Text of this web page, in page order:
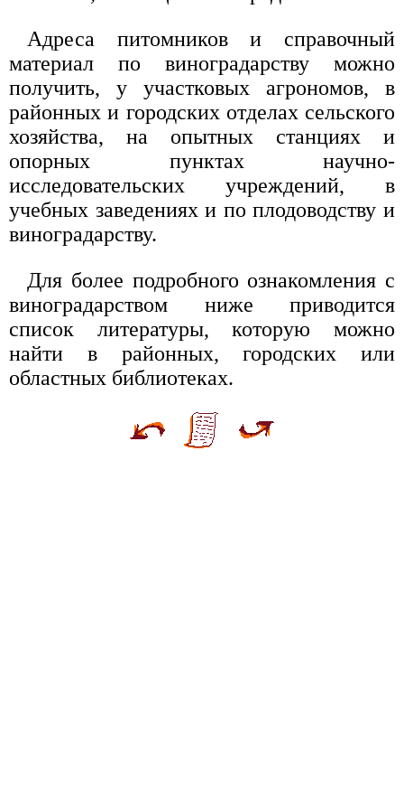
Адреса питомников и справочный
материал по виноградарству можно
получить, у участковых агрономов, в
районных и городских отделах сельского
хозяйства, на опытных станциях и
опорных пунктах научно-
исследовательских учреждений, в
учебных заведениях и по плодоводству и
виноградарству.
Для более подробного ознакомления с
виноградарством ниже приводится
список литературы, которую можно
найти в районных, городских или
областных библиотеках.